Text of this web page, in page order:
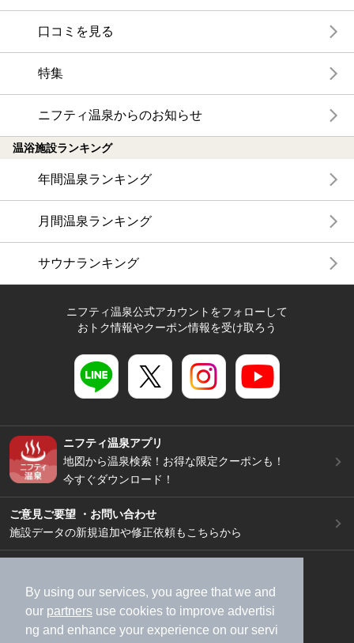
By using our services, you agree that we and
our partners use cookies to improve advertisi
ng and enhance your experience on our servi
口コミを見る
特集
ニフティ温泉からのお知らせ
温浴施設ランキング
年間温泉ランキング
月間温泉ランキング
サウナランキング
ニフティ温泉公式アカウントをフォローして
おトク情報やクーポン情報を受け取ろう
ニフティ温泉アプリ
地図から温泉検索！お得な限定クーポンも！
今すぐダウンロード！
ご意見ご要望 ・お問い合わせ
施設データの新規追加や修正依頼もこちらから
加盟店募集（資料請求）
広告出稿のご案内
利用規約
ライフスタイルMEMBERS+規約
特定商取引法に基づく表記
ヘルプ 採用情報